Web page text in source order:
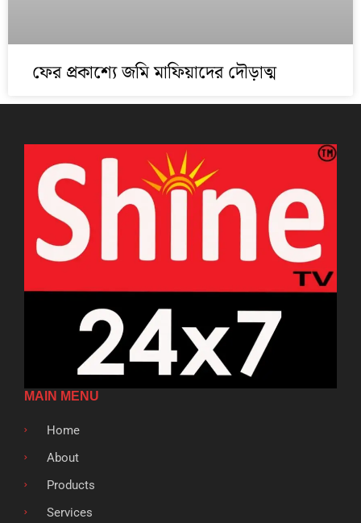
ফের প্রকাশ্যে জমি মাফিয়াদের দৌড়াত্ম
MAIN MENU
Home
About
Products
Services